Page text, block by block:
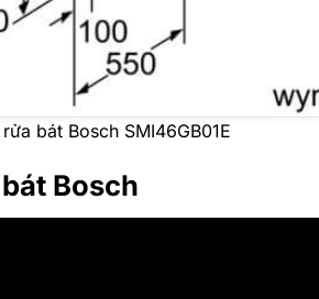
bát Bosch SMI46GB01E
Bosch